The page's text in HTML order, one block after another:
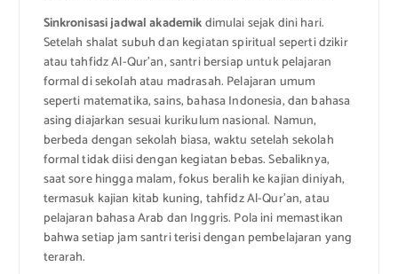
Sinkronisasi jadwal akademikdimulai sejak dini hari.
Setelah shalat subuh dan kegiatan spiritual seperti dzikir
atau tahfidz Al-Qur’an, santri bersiap untuk pelajaran
formal di sekolah atau madrasah. Pelajaran umum
seperti matematika, sains, bahasa Indonesia, dan bahasa
asing diajarkan sesuai kurikulum nasional. Namun,
berbeda dengan sekolah biasa, waktu setelah sekolah
formal tidak diisi dengan kegiatan bebas. Sebaliknya,
saat sore hingga malam, fokus beralih ke kajian diniyah,
termasuk kajian kitab kuning, tahfidz Al-Qur’an, atau
pelajaran bahasa Arab dan Inggris. Pola ini memastikan
bahwa setiap jam santri terisi dengan pembelajaran yang
terarah.